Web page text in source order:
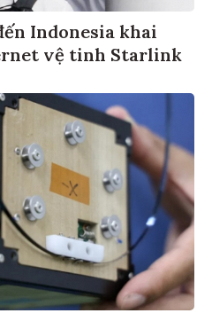
Indonesia khai
vệ tinh Starlink